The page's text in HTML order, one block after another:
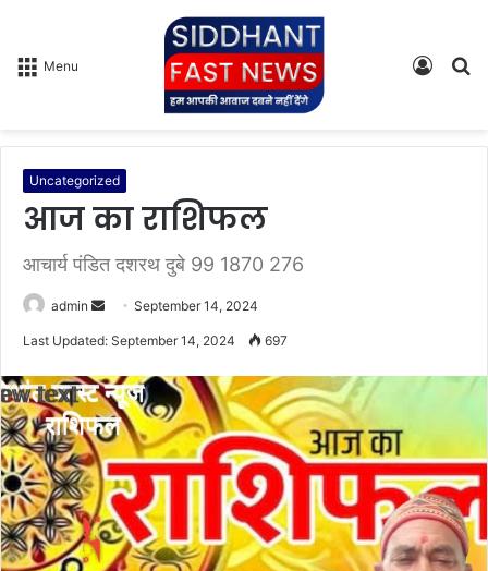
Menu
Log
Uncategorized
आज का राशिफल
आचार्य पंडित दशरथ दुबे 99 1870 276
admin
d
a
n
e
m
a
i
l
September 14, 2024
Last Updated: September 14, 2024 697